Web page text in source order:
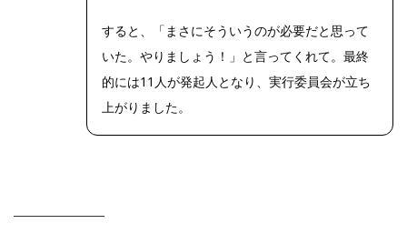
すると、「まさにそういうのが必要だと思って
いた。やりましょう！」と言ってくれて。最終
的には11人が発起人となり、実行委員会が立ち
上がりました。